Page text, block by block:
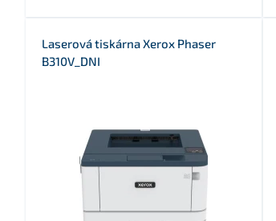
Laserová tiskárna Xerox Phaser
B310V_DNI